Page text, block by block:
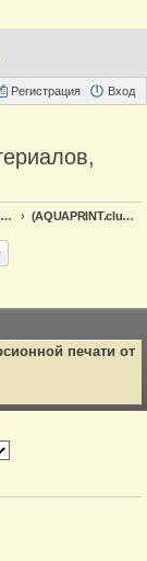
Вход
Регистрация
ПРОДАЖА РАСХОДНЫХ МАТЕРИАЛОВ (AQUAPRINT.club) - Продажа материалов, оборудования, обучение.
печати от